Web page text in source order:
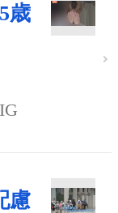
歳
慮